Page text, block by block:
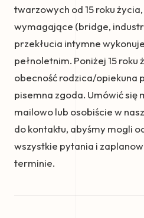
twarzowych od 15 roku
wymagające (bridge,
przekłucia intymne
pełnoletnim. Poniżej 15
obecność rodzica/opiekuna
pisemna zgoda. Umówić się
mailowo lub osobiście w
do kontaktu, abyśmy mogli
wszystkie pytania i
terminie.